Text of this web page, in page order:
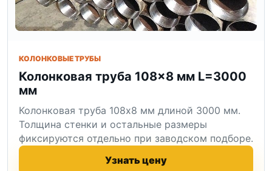
КОЛОНКОВЫЕ ТРУБЫ
Колонковая труба 108×8 мм L=3000
мм
Колонковая труба 108x8 мм длиной 3000 мм.
Толщина стенки и остальные размеры
фиксируются отдельно при заводском подборе.
Узнать цену